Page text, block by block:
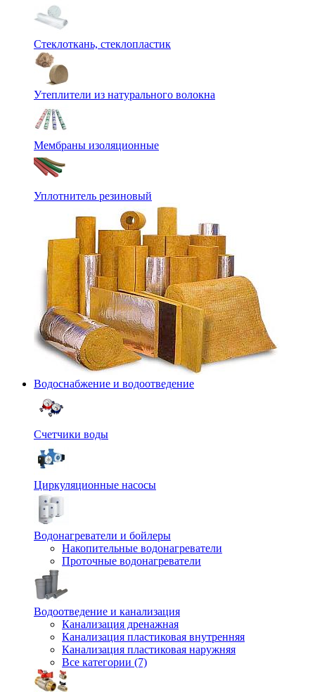
Стеклоткань, стеклопластик
Утеплители из натурального волокна
Мембраны изоляционные
Уплотнитель резиновый
Водоснабжение и водоотведение
Счетчики воды
Циркуляционные насосы
Водонагреватели и бойлеры
Накопительные водонагреватели
Проточные водонагреватели
Водоотведение и канализация
Канализация дренажная
Канализация пластиковая внутренняя
Канализация пластиковая наружняя
Все категории (7)